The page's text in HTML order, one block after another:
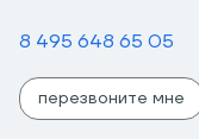
8 495 648 65 05
перезвоните мне